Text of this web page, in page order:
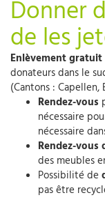
Donner
de les
Enlèvement gratuit
donateurs dans le
(Cantons : Capellen,
Rendez-vous
nécessaire
nécessaire
Rendez-vous
des meubles
Possibilité de
pas être